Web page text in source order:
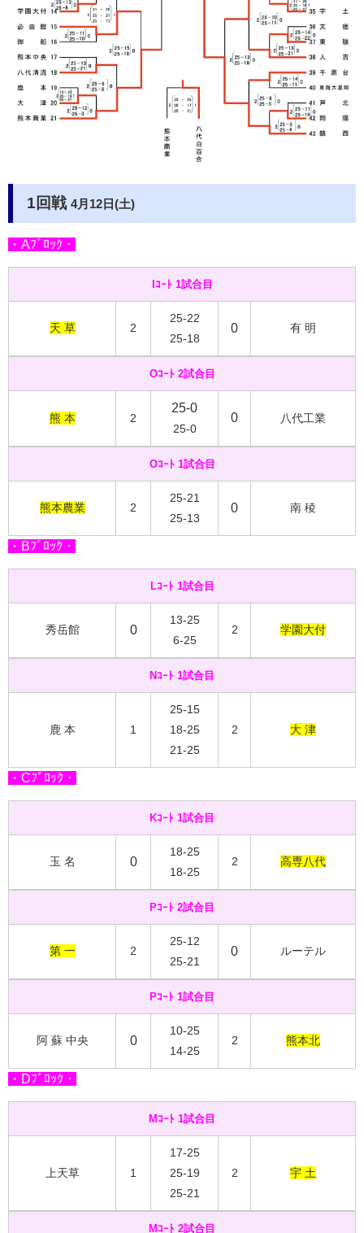
1回戦 4月12日(土)
・Aﾌﾞﾛｯｸ・
Iｺｰﾄ 1試合目
天 草 2
25-22
25-18
0 有 明
Oｺｰﾄ 2試合目
熊 本 2
25-0
25-0
0 八代工業
Oｺｰﾄ 1試合目
熊本農業 2
25-21
25-13
0 南 稜
・Bﾌﾞﾛｯｸ・
Lｺｰﾄ 1試合目
秀岳館 0
13-25
6-25
2 学園大付
Nｺｰﾄ 1試合目
鹿 本 1
25-15
18-25
21-25
2 大 津
・Cﾌﾞﾛｯｸ・
Kｺｰﾄ 1試合目
玉 名 0
18-25
18-25
2 高専八代
Pｺｰﾄ 2試合目
第 一 2
25-12
25-21
0 ルーテル
Pｺｰﾄ 1試合目
阿 蘇 中央 0
10-25
14-25
2 熊本北
・Dﾌﾞﾛｯｸ・
Mｺｰﾄ 1試合目
上天草 1
17-25
25-19
25-21
2 宇 土
Mｺｰﾄ 2試合目